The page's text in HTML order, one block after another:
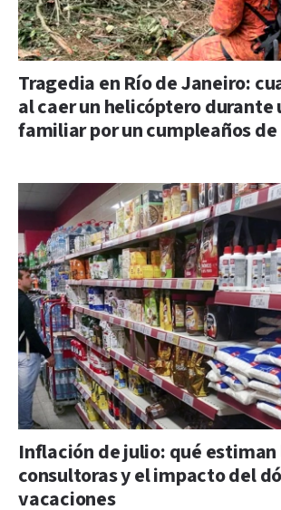
Tragedia en Río de Janeiro:
al caer un helicóptero durante
familiar por un cumpleaños de
Inflación de julio: qué estiman
consultoras y el impacto del
vacaciones